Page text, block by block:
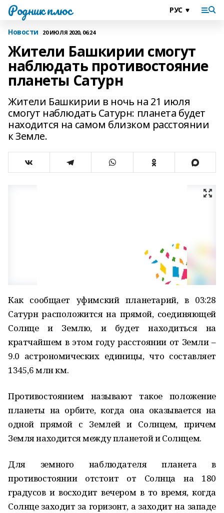
Родник плюс
Новости 20 ИЮЛЯ 2020, 06:24
Жители Башкирии смогут
наблюдать противостояние
планеты Сатурн
Жители Башкирии в ночь на 21 июля
смогут наблюдать Сатурн: планета будет
находится на самом близком расстоянии
к Земле.
Как сообщает уфимский планетарий, в 03:28
Сатурн расположится на прямой, соединяющей
Солнце и Землю, и будет находиться на
кратчайшем в этом году расстоянии от Земли –
9.0 астрономических единицы, что составляет
1345,6 млн км.
Противостоянием называют такое положение
планеты на орбите, когда она оказывается на
одной прямой с Землей и Солнцем, причем
Земля находится между планетой и Солнцем.
Для земного наблюдателя планета в
противостоянии отстоит от Солнца на 180
градусов и восходит вечером в то время, когда
Солнце заходит за горизонт, а заходит на западе